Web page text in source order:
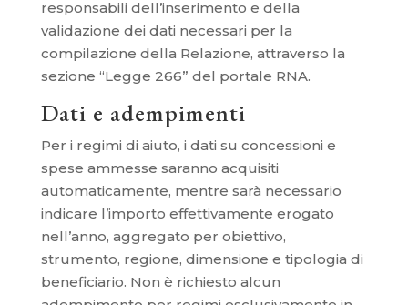
responsabili dell’inserimento e della
validazione dei dati necessari per la
compilazione della Relazione, attraverso la
sezione “Legge 266” del portale RNA.
Dati e adempimenti
Per i regimi di aiuto, i dati su concessioni e
spese ammesse saranno acquisiti
automaticamente, mentre sarà necessario
indicare l’importo effettivamente erogato
nell’anno, aggregato per obiettivo,
strumento, regione, dimensione e tipologia di
beneficiario. Non è richiesto alcun